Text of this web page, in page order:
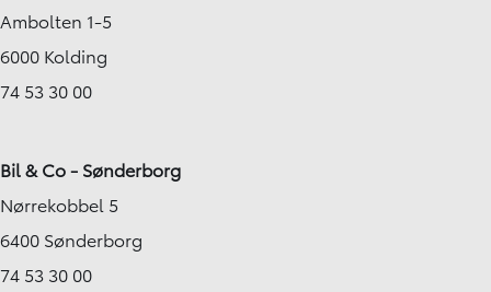
Ambolten 1-5
6000 Kolding
74 53 30 00
Bil & Co - Sønderborg
Nørrekobbel 5
6400 Sønderborg
74 53 30 00